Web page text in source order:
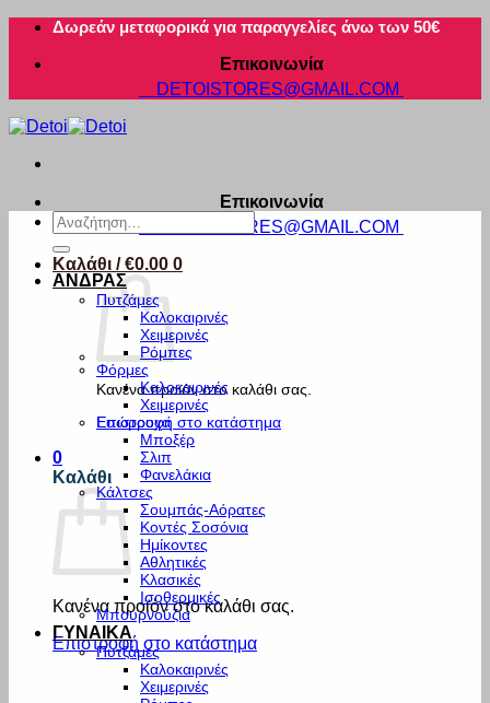
Μετάβαση
περιεχόμενο
Δωρεάν μεταφορικά για παραγγελίες άνω των 50€
Επικοινωνία
DETOISTORES@GMAIL.COM
Επικοινωνία
DETOISTORES@GMAIL.COM
Καλάθι /€0.00 0
Κανένα προϊόν στο καλάθι σας.
Επιστροφή στο κατάστημα
0
Καλάθι
Κανένα προϊόν στο καλάθι σας.
Επιστροφή στο κατάστημα
Αναζήτηση
για:
ΑΝΔΡΑΣ
Πυτζάμες
Καλοκαιρινές
Χειμερινές
Ρόμπες
Φόρμες
Καλοκαιρινές
Χειμερινές
Εσώρουχα
Μποξέρ
Σλιπ
Φανελάκια
Κάλτσες
Σουμπάς-Αόρατες
Κοντές Σοσόνια
Ημίκοντες
Αθλητικές
Κλασικές
Ισοθερμικές
Μπουρνούζια
ΓΥΝΑΙΚΑ
Πυτζάμες
Καλοκαιρινές
Χειμερινές